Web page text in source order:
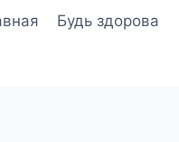
Будь здорова